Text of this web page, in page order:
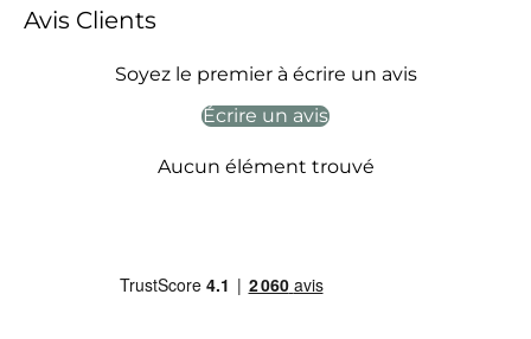
Avis Clients
Soyez le premier à écrire un avis
Écrire un avis
Aucun élément trouvé